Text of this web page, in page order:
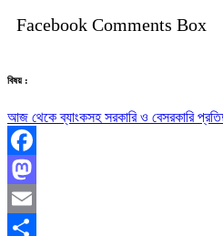
Facebook Comments Box
বিষয় :
আজ থেকে ব্যাংকসহ সরকারি ও বেসরকারি
Facebook
Mastodon
Email